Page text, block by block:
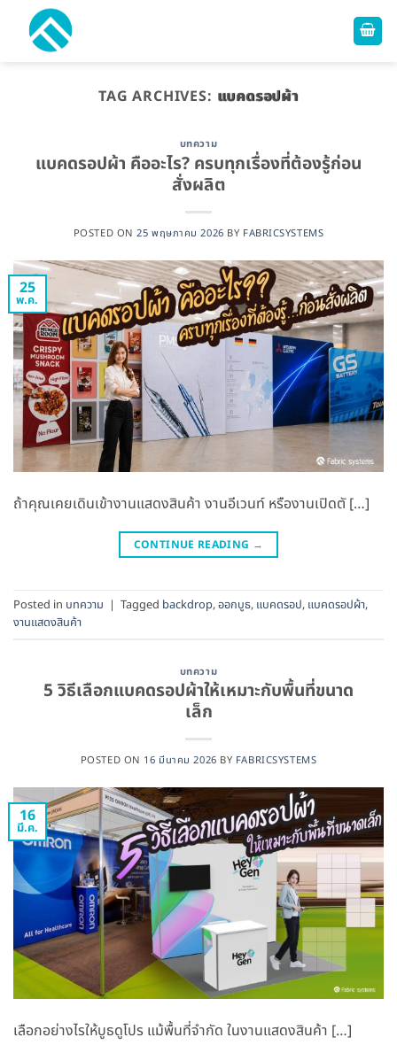
TAG ARCHIVES: แบคดรอปผ้า
บทความ
แบคดรอปผ้า คืออะไร? ครบทุกเรื่องที่ต้องรู้ก่อน
สั่งผลิต
POSTED ON25 พฤษภาคม 2026 BY FABRICSYSTEMS
25
พ.ค.
ถ้าคุณเคยเดินเข้างานแสดงสินค้า งานอีเวนท์ หรืองานเปิดตั […]
CONTINUE READING →
Posted in บทความ | Tagged backdrop,ออกบูธ, แบคดรอป, แบคดรอปผ้า,
งานแสดงสินค้า
บทความ
5 วิธีเลือกแบคดรอปผ้าให้เหมาะกับพื้นที่ขนาด
เล็ก
POSTED ON 16 มีนาคม 2026 BY FABRICSYSTEMS
16
มี.ค.
เลือกอย่างไรให้บูธดูโปร แม้พื้นที่จำกัด ในงานแสดงสินค้า […]